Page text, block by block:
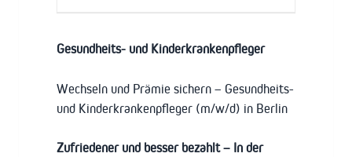
Gesundheits- und Kinderkrankenpfleger
Wechseln und Prämie sichern – Gesundheits-
und Kinderkrankenpfleger (m/w/d) in Berlin
Zufriedener und besser bezahlt – In der